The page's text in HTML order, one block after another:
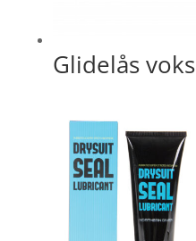
Glidelås voks